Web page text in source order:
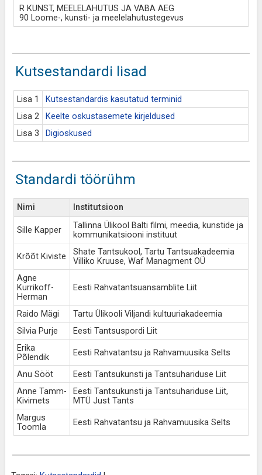
R KUNST, MEELELAHUTUS JA VABA AEG
90 Loome-, kunsti- ja meelelahutustegevus
Kutsestandardi lisad
Lisa 1
Kutsestandardis kasutatud terminid
Lisa 2
Keelte oskustasemete kirjeldused
Lisa 3
Digioskused
Standardi töörühm
Nimi Institutsioon
Sille Kapper
Tallinna Ülikool Balti filmi, meedia, kunstide ja
kommunikatsiooni instituut
Krõõt Kiviste
Shate Tantsukool, Tartu Tantsuakadeemia
Villiko Kruuse, Waf Managment OÜ
Agne
Kurrikoff-
Herman
Eesti Rahvatantsuansamblite Liit
Raido Mägi
Tartu Ülikooli Viljandi kultuuriakadeemia
Silvia Purje
Eesti Tantsuspordi Liit
Erika
Põlendik
Eesti Rahvatantsu ja Rahvamuusika Selts
Anu Sööt
Eesti Tantsukunsti ja Tantsuhariduse Liit
Anne Tamm-
Kivimets
Eesti Tantsukunsti ja Tantsuhariduse Liit,
MTÜ Just Tants
Margus
Toomla
Eesti Rahvatantsu ja Rahvamuusika Selts